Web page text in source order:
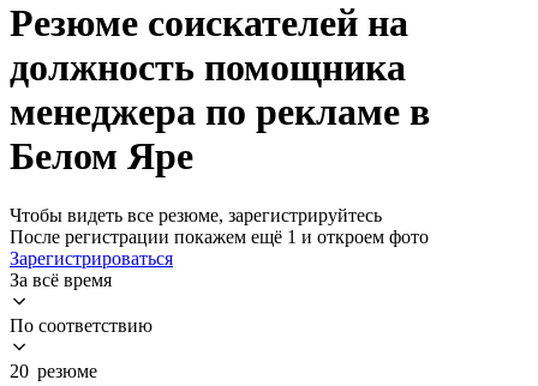
Резюме соискателей на
должность помощника
менеджера по рекламе в
Белом Яре
Чтобы видеть все резюме, зарегистрируйтесь
После регистрации покажем ещё 1 и откроем фото
Зарегистрироваться
За всё время
По соответствию
20 резюме